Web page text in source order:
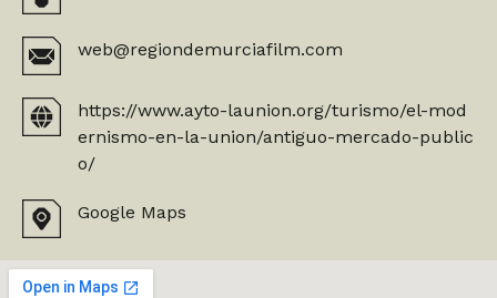
web@regiondemurciafilm.com
https://www.ayto-launion.org/turismo/el-mod
ernismo-en-la-union/antiguo-mercado-public
o/
Google Maps